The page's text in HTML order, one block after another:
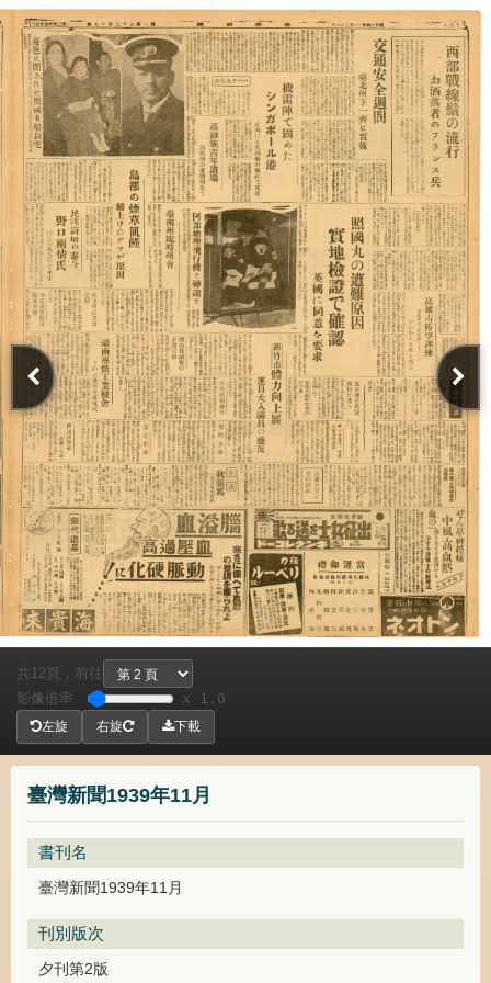
臺灣新聞1939年11月
書刊名
臺灣新聞1939年11月
刊別版次
夕刊第2版
共 12頁，
前往
影像倍率
x 1.0
左旋 右旋 下載